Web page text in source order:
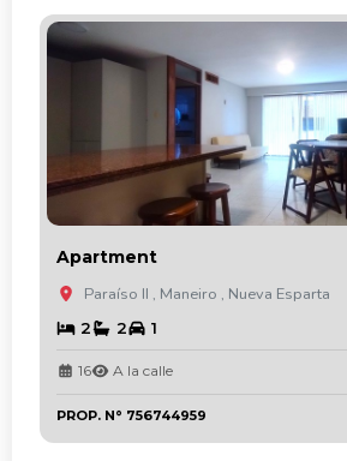
Apartment
Paraíso II , Maneiro , Nueva Esparta
2 2 1
16 A la calle
PROP. N° 756744959